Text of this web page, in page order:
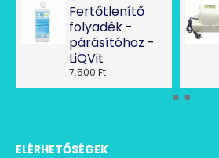
Fertőtlenítő
folyadék -
párásítóhoz -
LiQVit
7.500 Ft
ELÉRHETŐSÉGEK